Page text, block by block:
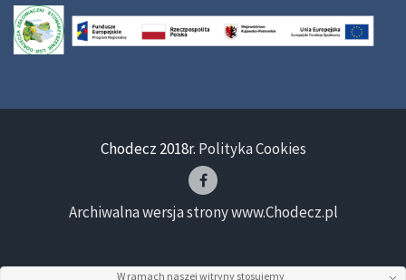
Chodecz 2018r. Polityka Cookies
Archiwalna wersja strony www.Chodecz.pl
W ramach naszej witryny stosujemy